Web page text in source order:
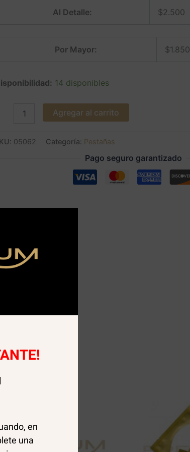
Al Detalle: $2.500
Por Mayor: $1.850
14 disponibles
Agregar al carrito
05062 Categoría: Pestañas
Pago seguro garantizado
en
una